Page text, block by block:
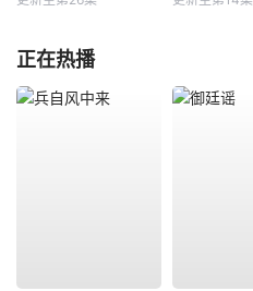
正在热播